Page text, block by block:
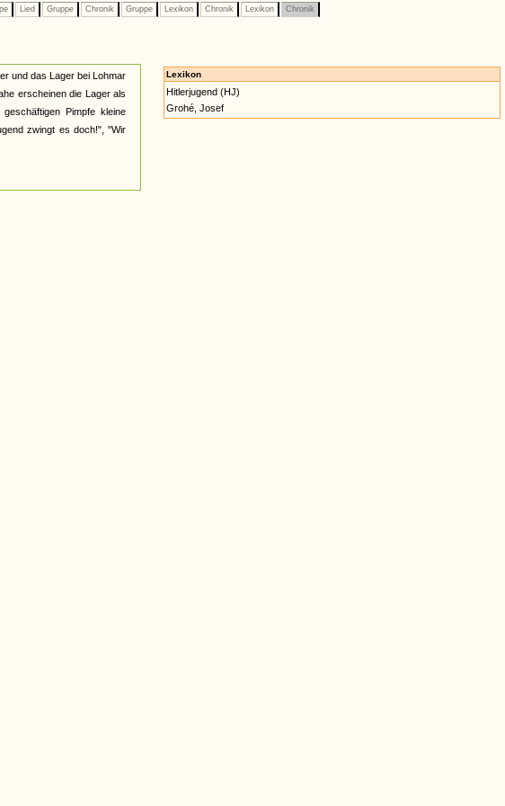
Lied Gruppe Chronik Gruppe Lexikon Chronik Lexikon Chronik
und das Lager bei Lohmar
erscheinen die Lager als
Pimpfe kleine
zwingt es doch!", "Wir
Lexikon
Hitlerjugend (HJ)
Grohé, Josef